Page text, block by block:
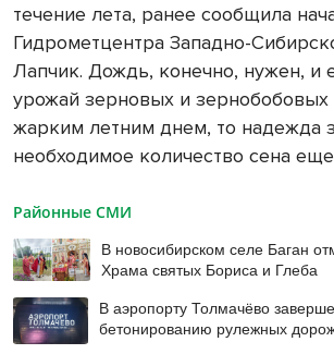
течение лета, ранее сообщила
Гидрометцентра Западно-
Лапчик. Дождь, конечно, нужен, и
урожай зерновых и
жарким летним днем, то надежда
необходимое количество сена еще
Районные СМИ
В новосибирском селе Баган
Храма святых Бориса и Глеба
В аэропорту Толмачёво
бетонированию рулежных